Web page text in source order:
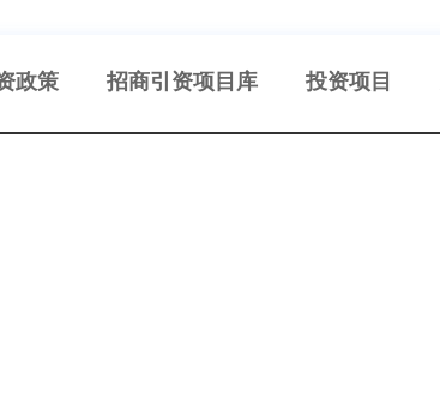
政策 招商引资项目库 投资项目